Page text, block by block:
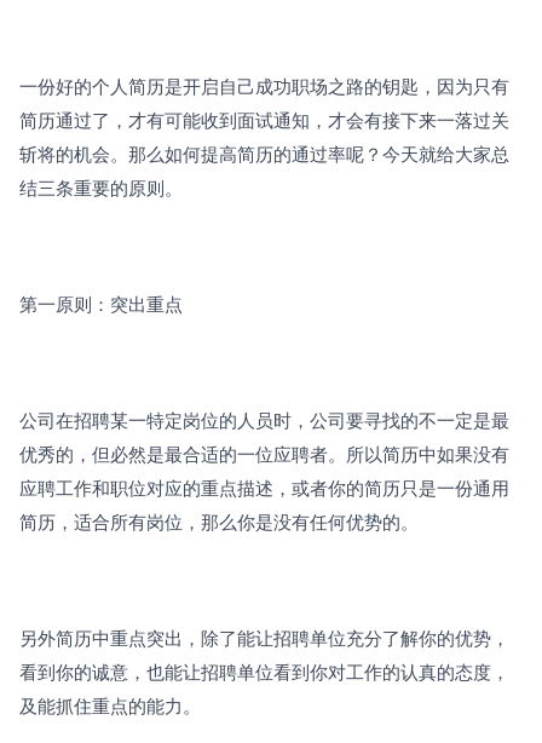
一份好的个人简历是开启自己成功职场之路的钥匙，因为只有
简历通过了，才有可能收到面试通知，才会有接下来一落过关
斩将的机会。那么如何提高简历的通过率呢？今天就给大家总
结三条重要的原则。
第一原则：突出重点
公司在招聘某一特定岗位的人员时，公司要寻找的不一定是最
优秀的，但必然是最合适的一位应聘者。所以简历中如果没有
应聘工作和职位对应的重点描述，或者你的简历只是一份通用
简历，适合所有岗位，那么你是没有任何优势的。
另外简历中重点突出，除了能让招聘单位充分了解你的优势，
看到你的诚意，也能让招聘单位看到你对工作的认真的态度，
及能抓住重点的能力。